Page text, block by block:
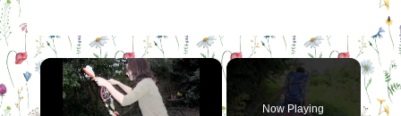
×
Now Playing